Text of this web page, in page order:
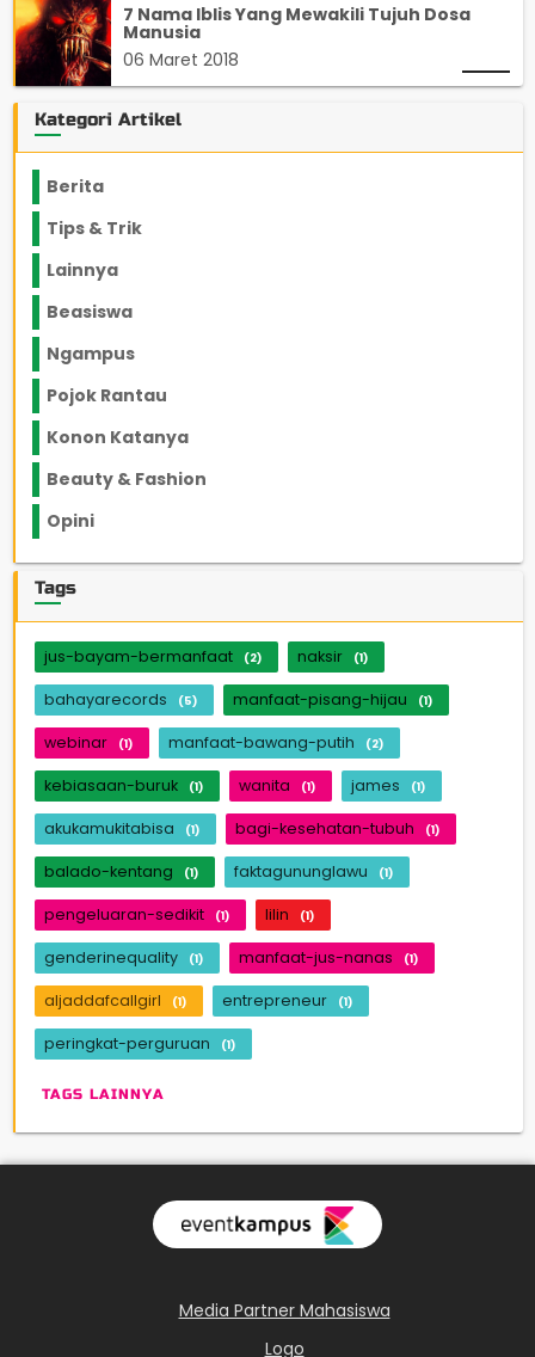
7 Nama Iblis Yang Mewakili Tujuh Dosa
Manusia
06 Maret 2018
Kategori Artikel
Berita
Tips & Trik
Lainnya
Beasiswa
Ngampus
Pojok Rantau
Konon Katanya
Beauty & Fashion
Opini
Tags
jus-bayam-bermanfaat (2) naksir (1)
bahayarecords (5) manfaat-pisang-hijau (1)
webinar (1) manfaat-bawang-putih (2)
kebiasaan-buruk (1) wanita (1) james (1)
akukamukitabisa (1) bagi-kesehatan-tubuh (1)
balado-kentang (1) faktagununglawu (1)
pengeluaran-sedikit (1) lilin (1)
genderinequality (1) manfaat-jus-nanas (1)
aljaddafcallgirl (1) entrepreneur (1)
peringkat-perguruan (1)
TAGS LAINNYA
Media Partner Mahasiswa
Logo